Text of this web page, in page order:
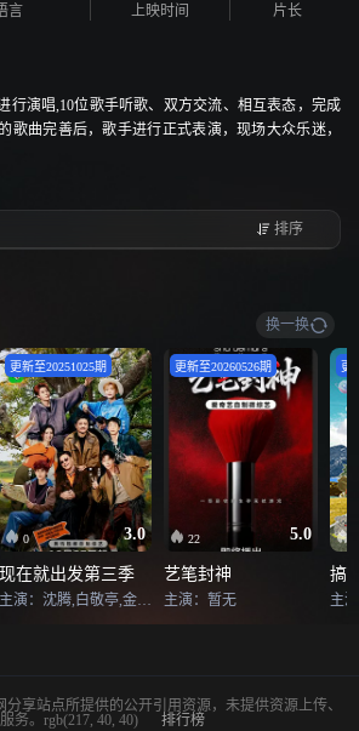
言 上映时间 片长
行演唱,10位歌手听歌、双方交流、相互表态，完成
歌曲完善后，歌手进行正式表演，现场大众乐迷，
、推向市场。 歌曲争
终表态，深度诠释歌手与歌曲的奇遇过程。排序
换一换
0 3.0
更新至20251025期
现在就出发第三季
主演：沈腾,白敬亭,金晨,贾冰,王安宇,胡先煦,范丞丞,黄景瑜
22 5.0
更新至20260526期
艺笔封神
主演：暂无
更
搞
主
享站点所提供的公开引用资源，未提供资源上传、
务。rgb(217, 40, 40)
排行榜